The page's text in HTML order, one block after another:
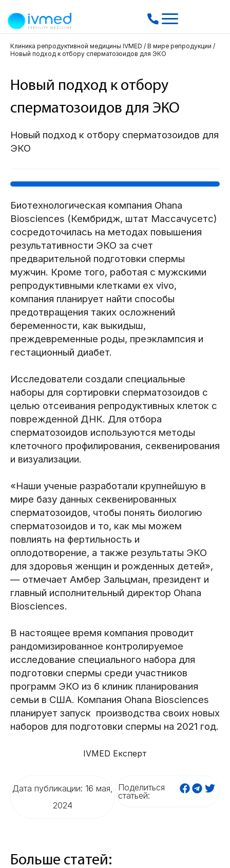
Клиника репродуктивной медицины IVMED / В мире репродукции /
Новый подход к отбору сперматозоидов для ЭКО
Новый подход к отбору
сперматозоидов для ЭКО
Новый подход к отбору сперматозоидов для
ЭКО
Биотехнологическая компания Ohana
Biosciences (Кембридж, штат Массачусетс)
сосредоточилась на методах повышения
результативности ЭКО за счет
предварительной подготовки спермы
мужчин. Кроме того, работая с мужскими
репродуктивными клетками ex vivo,
компания планирует найти способы
предотвращения таких осложнений
беременности, как выкидыш,
преждевременные роды, преэклампсия и
гестационный диабет.
Исследователи создали специальные
наборы для сортировки сперматозоидов с
целью отсеивания репродуктивных клеток с
поврежденной ДНК. Для отбора
сперматозоидов используются методы
клеточного профилирования, секвенирования
и визуализации.
«Наши ученые разработали крупнейшую в
мире базу данных секвенированных
сперматозоидов, чтобы понять биологию
сперматозоидов и то, как мы можем
повлиять на фертильность и
оплодотворение, а также результаты ЭКО
для здоровья женщин и рожденных детей»,
— отмечает Амбер Зальцман, президент и
главный исполнительный директор Ohana
Biosciences.
В настоящее время компания проводит
рандомизированное контролируемое
исследование специального набора для
подготовки спермы среди участников
программ ЭКО из 6 клиник планирования
семьи в США. Компания Ohana Biosciences
планирует запуск производства своих новых
наборов для подготовки спермы на 2021 год.
IVMED Експерт
Дата публикации: 16 мая,
2024
Поделиться
статьей:
Больше статей: